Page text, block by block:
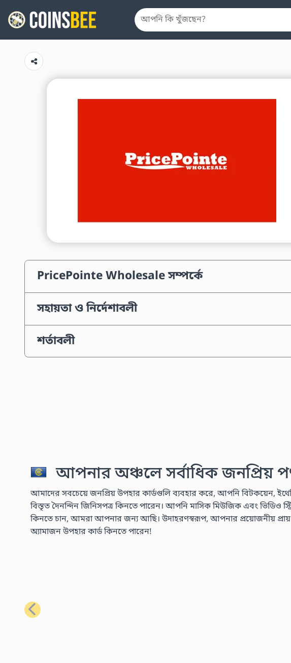
PricePointe Wholesale সম্পর্কে
সহায়তা ও নির্দেশাবলী
শর্তাবলী
আপনার অঞ্চলে সর্বাধিক জনপ্রিয়
আমাদের সবচেয়ে জনপ্রিয় উপহার কার্ডগুলি ব্যবহার করে, আপনি বিটকয়েন,
বিস্তৃত দৈনন্দিন জিনিসপত্র কিনতে পারেন। আপনি মাসিক মিউজিক এবং ভিডিও
কিনতে চান, আমরা আপনার জন্য আছি। উদাহরণস্বরূপ, আপনার প্রয়োজনীয়
অ্যামাজন উপহার কার্ড কিনতে পারেন!
পূর্ববর্তী